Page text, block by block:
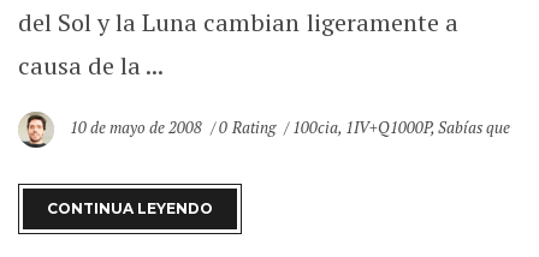
del Sol y la Luna cambian ligeramente a
causa de la ...
10 de mayo de 2008 0 Rating 100cia, 1IV+Q1000P,Sabías que
CONTINUA LEYENDO